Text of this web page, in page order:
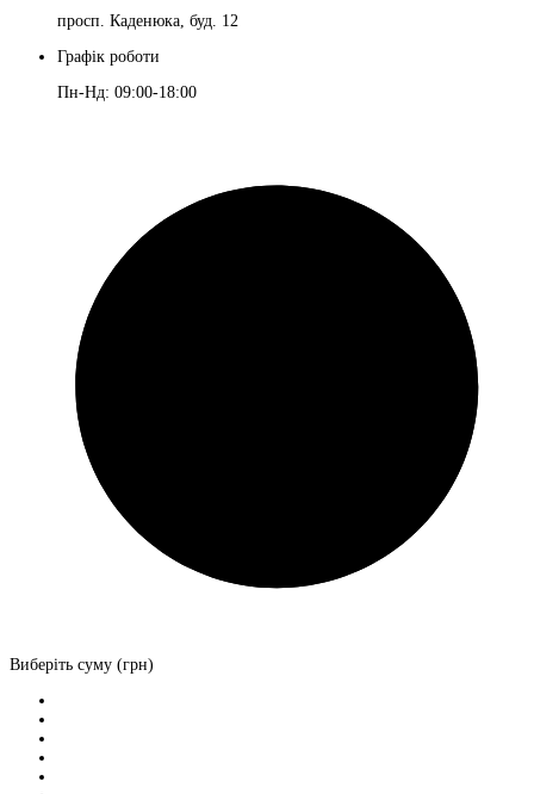
просп. Каденюка, буд. 12
Графік роботи
Пн-Нд: 09:00-18:00
Виберіть суму (грн)